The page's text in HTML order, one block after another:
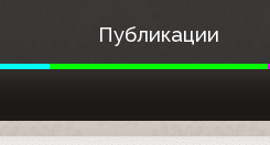
Публикации